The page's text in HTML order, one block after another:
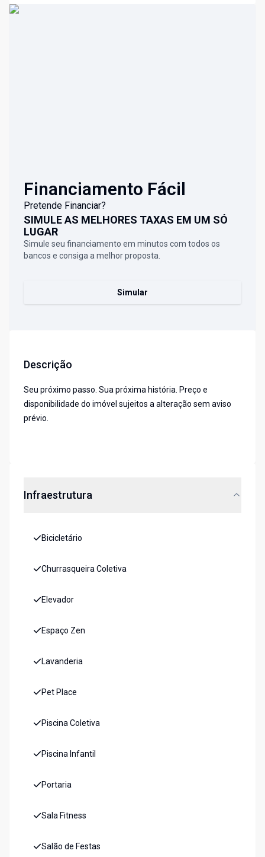
Financiamento Fácil
Pretende Financiar?
SIMULE AS MELHORES TAXAS EM UM SÓ
LUGAR
Simule seu financiamento em minutos com todos os
bancos e consiga a melhor proposta.
Simular
Descrição
Seu próximo passo. Sua próxima história. Preço e
disponibilidade do imóvel sujeitos a alteração sem aviso
prévio.
Infraestrutura
Bicicletário
Churrasqueira Coletiva
Elevador
Espaço Zen
Lavanderia
Pet Place
Piscina Coletiva
Piscina Infantil
Portaria
Sala Fitness
Salão de Festas